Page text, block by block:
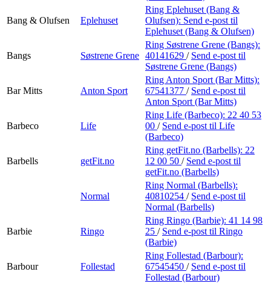
Bang & Olufsen Eplehuset
Ring Eplehuset (Bang &
Olufsen): Send e-post til
Eplehuset (Bang & Olufsen)
Bangs Søstrene Grene
Ring Søstrene Grene (Bangs):
40141629 / Send e-post til
Søstrene Grene (Bangs)
Bar Mitts Anton Sport
Ring Anton Sport (Bar Mitts):
67541377 / Send e-post til
Anton Sport (Bar Mitts)
Barbeco Life
Ring Life (Barbeco): 22 40 53
00 / Send e-post til Life
(Barbeco)
Barbells getFit.no
Ring getFit.no (Barbells): 22
12 00 50 / Send e-post til
getFit.no (Barbells)
Normal
Ring Normal (Barbells):
40810254 / Send e-post til
Normal (Barbells)
Barbie Ringo
Ring Ringo (Barbie): 41 14 98
25 / Send e-post til Ringo
(Barbie)
Barbour Follestad
Ring Follestad (Barbour):
67545450 / Send e-post til
Follestad (Barbour)